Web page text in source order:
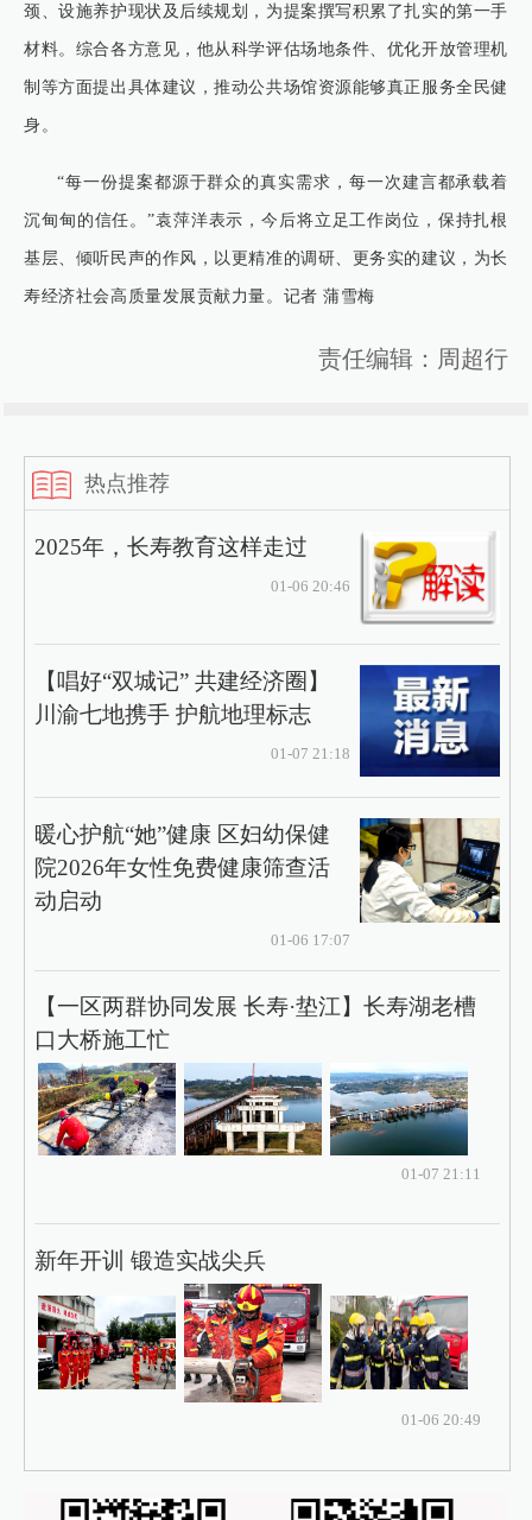
颈、设施养护现状及后续规划，为提案撰写积累了扎实的第一手
材料。综合各方意见，他从科学评估场地条件、优化开放管理机
制等方面提出具体建议，推动公共场馆资源能够真正服务全民健
身。
“每一份提案都源于群众的真实需求，每一次建言都承载着
沉甸甸的信任。”袁萍洋表示，今后将立足工作岗位，保持扎根
基层、倾听民声的作风，以更精准的调研、更务实的建议，为长
寿经济社会高质量发展贡献力量。记者 蒲雪梅
责任编辑：周超行
热点推荐
2025年，长寿教育这样走过
01-06 20:46
【唱好“双城记” 共建经济圈】
川渝七地携手 护航地理标志
01-07 21:18
暖心护航“她”健康 区妇幼保健
院2026年女性免费健康筛查活
动启动
01-06 17:07
【一区两群协同发展 长寿·垫江】长寿湖老槽
口大桥施工忙
01-07 21:11
新年开训 锻造实战尖兵
01-06 20:49